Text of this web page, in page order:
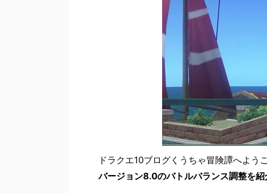
ドラクエ10ブログくうちゃ冒険譚へよう
バージョン8.0のバトルバランス調整を紹